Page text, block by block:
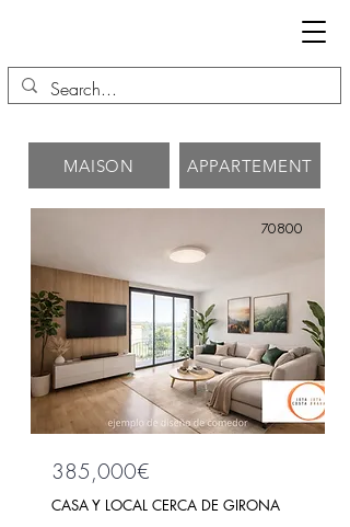
MAISON APPARTEMENT
70800
385,000€
CASA Y LOCAL CERCA DE GIRONA